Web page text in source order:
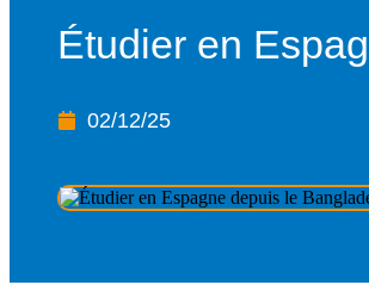
Étudier en
02/12/25